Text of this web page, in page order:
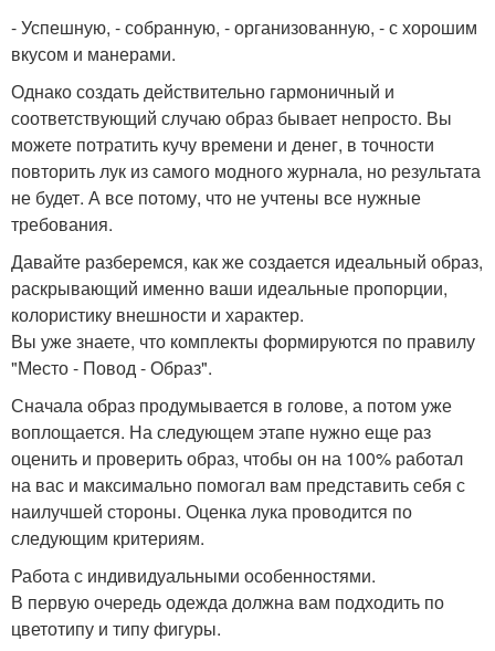
- Успешную, - собранную, - организованную, - с хорошим
вкусом и манерами.
Однако создать действительно гармоничный и
соответствующий случаю образ бывает непросто. Вы
можете потратить кучу времени и денег, в точности
повторить лук из самого модного журнала, но результата
не будет. А все потому, что не учтены все нужные
требования.
Давайте разберемся, как же создается идеальный образ,
раскрывающий именно ваши идеальные пропорции,
колористику внешности и характер.
Вы уже знаете, что комплекты формируются по правилу
"Место - Повод - Образ".
Сначала образ продумывается в голове, а потом уже
воплощается. На следующем этапе нужно еще раз
оценить и проверить образ, чтобы он на 100% работал
на вас и максимально помогал вам представить себя с
наилучшей стороны. Оценка лука проводится по
следующим критериям.
Работа с индивидуальными особенностями.
В первую очередь одежда должна вам подходить по
цветотипу и типу фигуры.